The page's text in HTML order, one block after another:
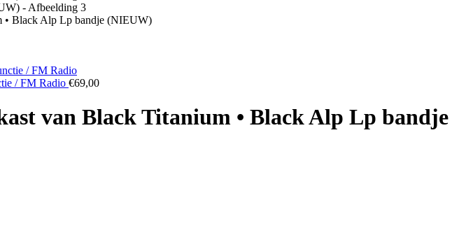
• Black Alp Lp bandje (NIEUW)
/ FM Radio €69,00
van Black Titanium • Black Alp Lp bandje